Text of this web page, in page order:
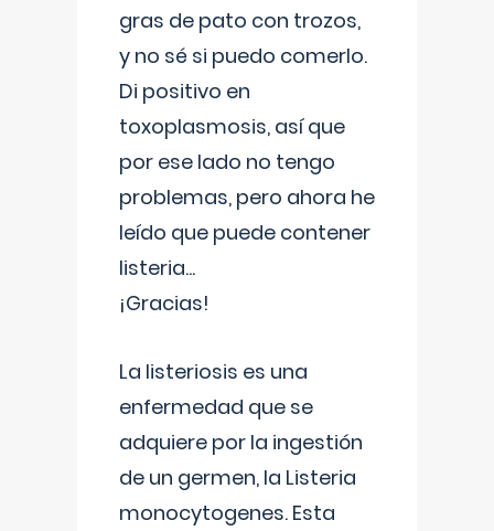
gras de pato con trozos,
y no sé si puedo comerlo.
Di positivo en
toxoplasmosis, así que
por ese lado no tengo
problemas, pero ahora he
leído que puede contener
listeria...
¡Gracias!
La listeriosis es una
enfermedad que se
adquiere por la ingestión
de un germen, la Listeria
monocytogenes. Esta